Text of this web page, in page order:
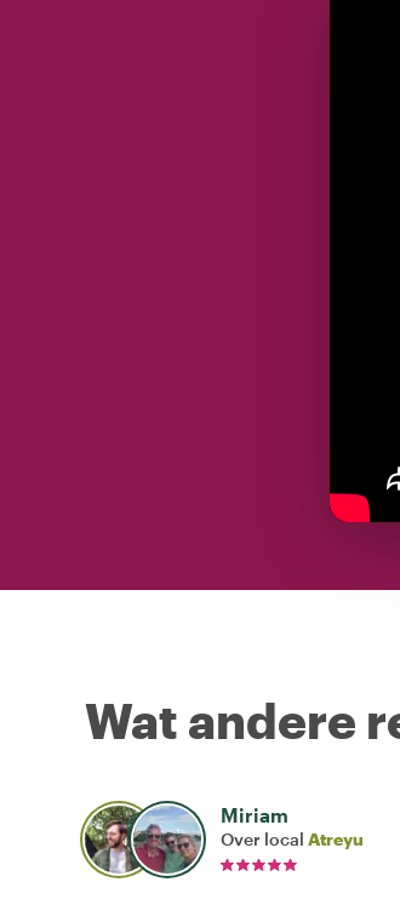
Wat andere
Miriam
Over local Atreyu